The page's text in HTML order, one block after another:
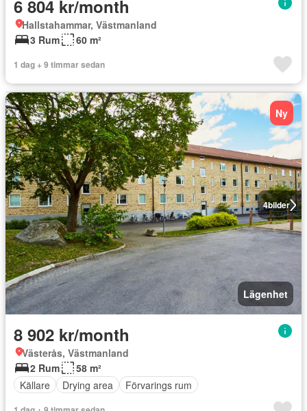
6 804 kr/month
Hallstahammar, Västmanland
3 Rum
60 m²
1 dag + 9 timmar sedan
4bilder
Ny
Lägenhet
8 902 kr/month
Västerås, Västmanland
2 Rum
58 m²
Källare
Drying area Förvarings rum